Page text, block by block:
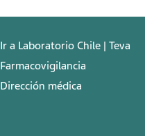
Ir a Laboratorio Chile | Teva
Farmacovigilancia
Dirección médica